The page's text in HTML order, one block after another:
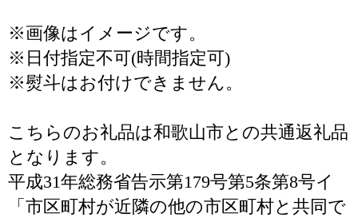
※画像はイメージです。
※日付指定不可(時間指定可)
※熨斗はお付けできません。
こちらのお礼品は和歌山市との共通返礼品
となります。
平成31年総務省告示第179号第5条第8号イ
「市区町村が近隣の他の市区町村と共同で